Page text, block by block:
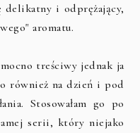
delikatny i odprężający,
aromatu.
treściwy jednak ja
również na dzień i pod
Stosowałam go po
serii, który niejako